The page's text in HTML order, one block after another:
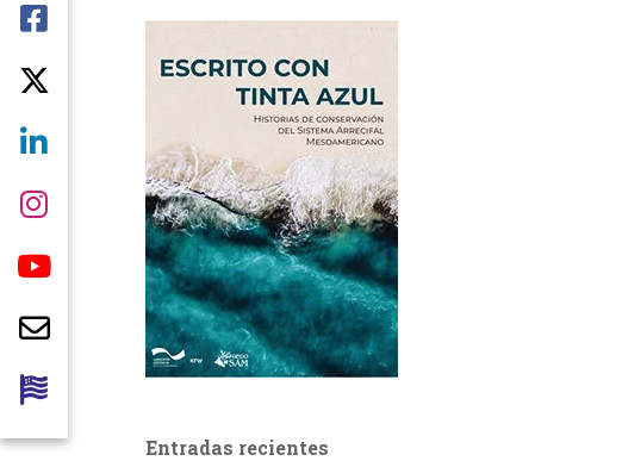
Entradas recientes